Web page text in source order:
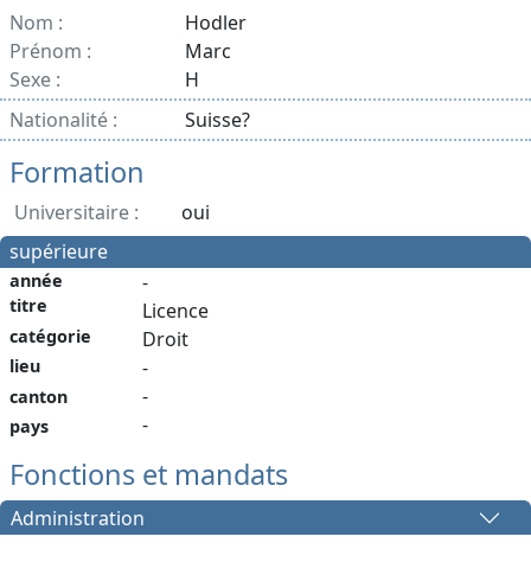
Nom :
Hodler
Prénom :
Marc
Sexe :
H
Nationalité :
Suisse?
Formation
Universitaire :
oui
supérieure
année
titre
catégorie
lieu
canton
pays
-
Licence
Droit
-
-
-
Fonctions et mandats
Administration